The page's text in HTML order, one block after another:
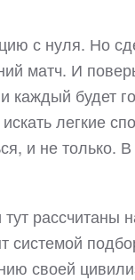
с нуля. Но
матч. И
каждый будет
легкие
и не только.
рассчитаны
системой
своей